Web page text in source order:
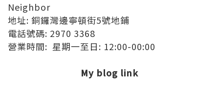
Neighbor
地址: 銅鑼灣邊寧頓街5號地鋪
電話號碼: 2970 3368
營業時間: 星期一至日: 12:00-00:00
My blog link